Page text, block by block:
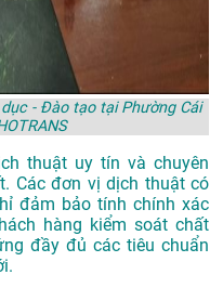
- Đào tạo tại Phường Cái
thuật uy tín và chuyên
Các đơn vị dịch thuật có
đảm bảo tính chính xác
hàng kiểm soát chất
đầy đủ các tiêu chuẩn